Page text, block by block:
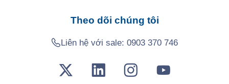
Theo dõi chúng tôi
Liên hệ với sale:0903 370 746